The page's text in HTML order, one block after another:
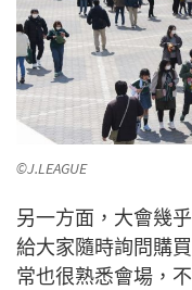
©J.LEAGUE
另一方面，大會幾
給大家隨時詢問購
常也很熟悉會場，